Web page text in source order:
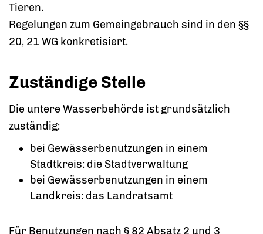
Tieren.
Regelungen zum Gemeingebrauch sind in den §§
20, 21 WG konkretisiert.
Zuständige Stelle
Die untere Wasserbehörde ist grundsätzlich
zuständig:
bei Gewässerbenutzungen in einem
Stadtkreis: die Stadtverwaltung
bei Gewässerbenutzungen in einem
Landkreis: das Landratsamt
Für Benutzungen nach § 82 Absatz 2 und 3